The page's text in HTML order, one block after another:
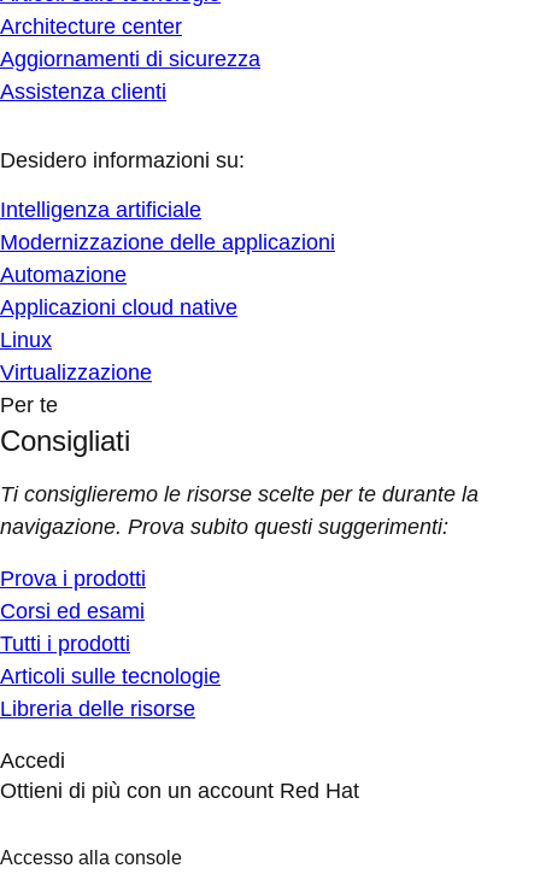
Architecture center
Aggiornamenti di sicurezza
Assistenza clienti
Desidero informazioni su:
Intelligenza artificiale
Modernizzazione delle applicazioni
Automazione
Applicazioni cloud native
Linux
Virtualizzazione
Per te
Consigliati
Ti consiglieremo le risorse scelte per te durante la
navigazione. Prova subito questi suggerimenti:
Prova i prodotti
Corsi ed esami
Tutti i prodotti
Articoli sulle tecnologie
Libreria delle risorse
Accedi
Ottieni di più con un account Red Hat
Accesso alla console